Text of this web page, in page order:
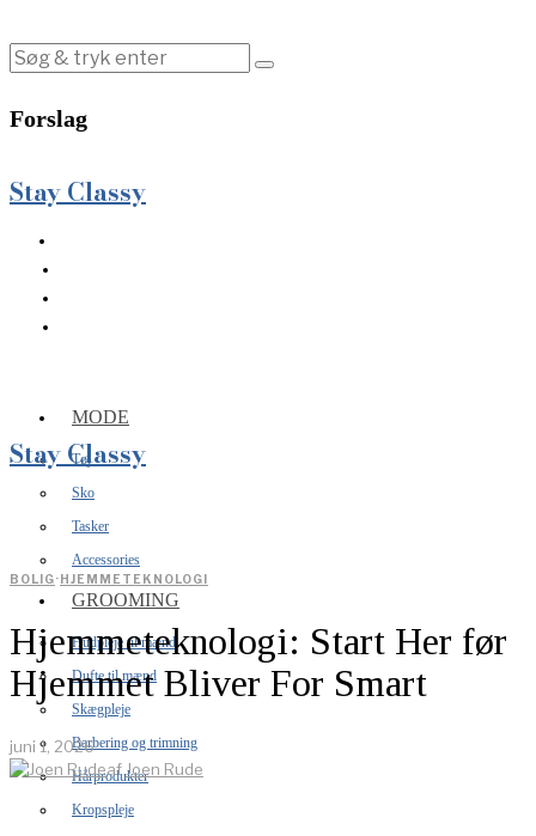
Forslag
Stay Classy
MODE
Tøj
Sko
Tasker
Accessories
GROOMING
Hudpleje til mænd
Dufte til mænd
Skægpleje
Barbering og trimning
Hårprodukter
Kropspleje
Stay Classy
BOLIG·HJEMMETEKNOLOGI
Hjemmeteknologi: Start Her før
Hjemmet Bliver For Smart
juni 1, 2026
afJoen Rude